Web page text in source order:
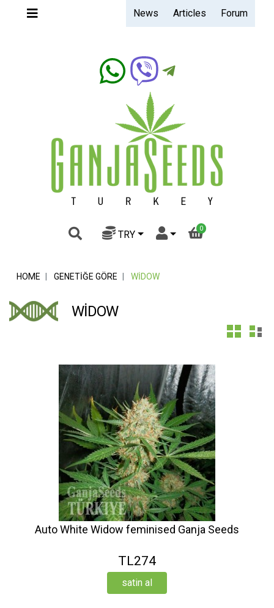
News Articles Forum
Ganjaseeds.band
TRY
0
HOME GENETIĞE GÖRE WIDOW
WIDOW
Auto White Widow feminised Ganja Seeds
TL274
satin al